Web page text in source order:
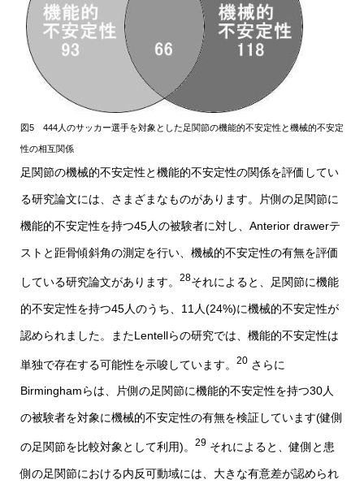
図5 444人のサッカー選手を対象とした足関節の機能的不安定性と機械的不安定
性の相互関係
足関節の機械的不安定性と機能的不安定性の関係を評価してい
る研究論文には、さまざまなものがあります。片側の足関節に
機能的不安定性を持つ45人の被験者に対し、Anterior drawerテ
ストと距骨傾斜角の測定を行い、機械的不安定性の有無を評価
している研究論文があります。 28それによると、足関節に機能
的不安定性を持つ45人のうち、11人(24%)に機械的不安定性が
認められました。またLentellらの研究では、機能的不安定性は
単独で存在する可能性を示唆しています。 20さらに
Birminghamらは、片側の足関節に機能的不安定性を持つ30人
の被験者を対象に機械的不安定性の有無を検証しています(健側
の足関節を比較対象として利用)。 29それによると、健側と患
側の足関節における内反可動域には、大きな有意差が認められ